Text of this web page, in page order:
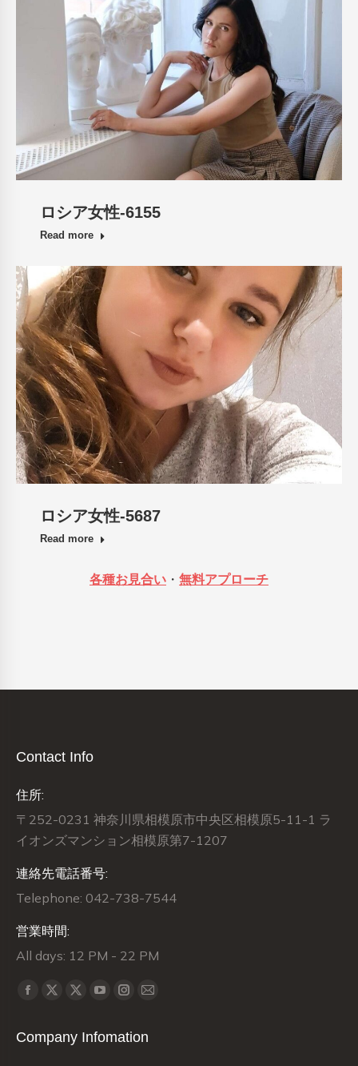
ロシア女性-6155
Read more
ロシア女性-5687
Read more
各種お見合い ・ 無料アプローチ
Contact Info
住所:
〒252-0231 神奈川県相模原市中央区相模原5-11-1 ラ
イオンズマンション相模原第7-1207
連絡先電話番号:
Telephone: 042-738-7544
営業時間:
All days: 12 PM - 22 PM
Find us on:
Facebook
opens
X
opens
X
opens
YouTube
opens
Instagram
opens
Mail
opens
Company Infomation